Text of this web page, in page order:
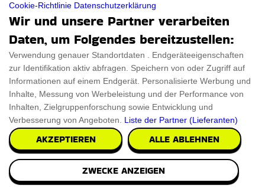
Berlin Stadt Skyline Wanduhr
Wir präsentieren die Berlin City Skyline Wanduhr für Ihr
Zuhause. Entworfen mit 12-Zoll-Massivholz
Cookie-Richtlinie Datenschutzerklärung
Wir und unsere Partner verarbeiten
Daten, um Folgendes bereitzustellen:
Verwendung genauer Standortdaten . Endgeräteeigenschaften
zur Identifikation aktiv abfragen. Speichern von oder Zugriff auf
Informationen auf einem Endgerät. Personalisierte Werbung und
Inhalte, Messung von Werbeleistung und der Performance von
Inhalten, Zielgruppenforschung sowie Entwicklung und
Verbesserung von Angeboten. Liste der Partner (Lieferanten)
AKZEPTIEREN ALLE ABLEHNEN
ZWECKE ANZEIGEN